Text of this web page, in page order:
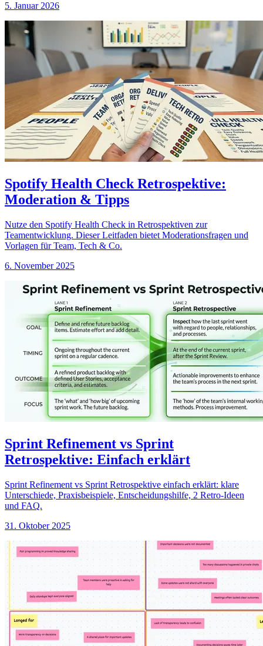
5. Januar 2026
Spotify Health Check Retrospektive:
Moderation & Tipps
Nutze den Spotify Health Check in Retrospektiven zur
Teamentwicklung. Dieser Leitfaden bietet Moderationsfragen und
Vorlagen für Team, Tech & Co.
6. November 2025
Sprint Refinement vs Sprint
Retrospektive: Einfach erklärt
Sprint Refinement vs Sprint Retrospektive einfach erklärt: klare
Unterschiede, Praxisbeispiele, Entscheidungshilfe, 2 Retro-Ideen
und FAQ.
31. Oktober 2025